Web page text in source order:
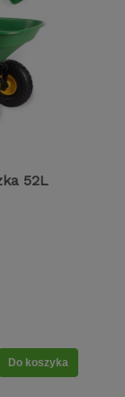
52L
Do koszyka